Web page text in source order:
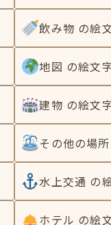
飲み物 の絵
地図 の絵文
建物 の絵文
その他の場
水上交通 の
ホテル の絵